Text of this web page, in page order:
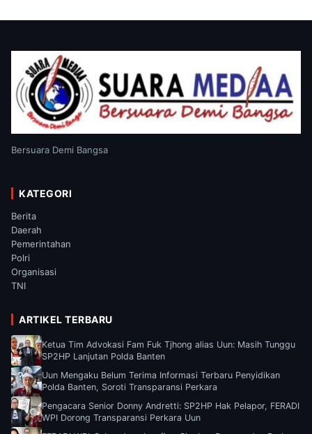
Bersuara Demi Bangsa
KATEGORI
Berita
Daerah
Pemerintahan
Polri
Organisasi
TNI
ARTIKEL TERBARU
Ketua Tim Advokasi Fam Fuk Tjhong alias Uun: Masih Tunggu
SP2HP Lanjutan Polda Banten
Uun Mengaku Belum Terima Informasi Terbaru Penyidikan
Polda Banten, Soroti Transparansi Perkara
Pengacara Senior Donny Andretti: SP2HP Hak Pelapor, FERADI
WPI Dorong Transparansi Perkara Uun